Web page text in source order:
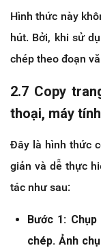
Hình thức này
hút. Bởi, khi sử
chép theo đoạn
2.7 Copy
thoại, máy tính
Đây là hình thức
giản và dễ thực
tác như sau:
Bước 1:
chép. Ảnh